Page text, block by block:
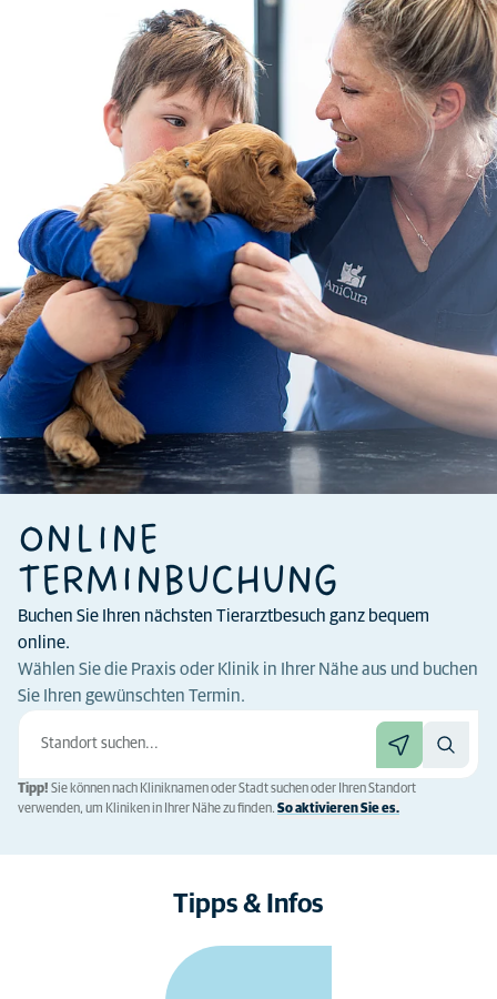
ONLINE
TERMINBUCHUNG
Buchen Sie Ihren nächsten Tierarztbesuch ganz bequem
online.
Wählen Sie die Praxis oder Klinik in Ihrer Nähe aus und buchen
Sie Ihren gewünschten Termin.
Tipp! Sie können nach Kliniknamen oder Stadt suchen oder Ihren Standort
verwenden, um Kliniken in Ihrer Nähe zu finden. So aktivieren Sie es.
Tipps & Infos